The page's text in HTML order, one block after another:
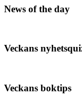
News of the day
Veckans
Veckans boktips